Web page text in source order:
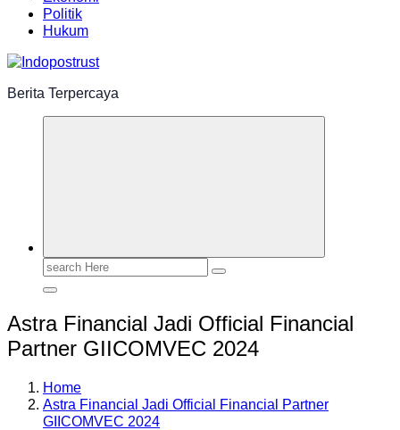
Politik
Hukum
Berita Terpercaya
Search
Astra Financial Jadi Official Financial
Partner GIICOMVEC 2024
Home
Astra Financial Jadi Official Financial Partner
GIICOMVEC 2024